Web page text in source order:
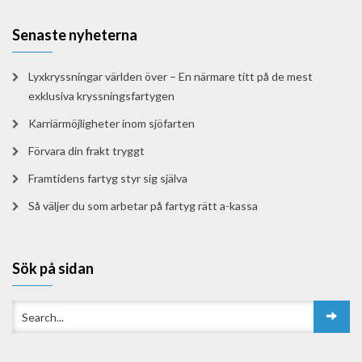
Senaste nyheterna
Lyxkryssningar världen över – En närmare titt på de mest
exklusiva kryssningsfartygen
Karriärmöjligheter inom sjöfarten
Förvara din frakt tryggt
Framtidens fartyg styr sig själva
Så väljer du som arbetar på fartyg rätt a-kassa
Sök på sidan